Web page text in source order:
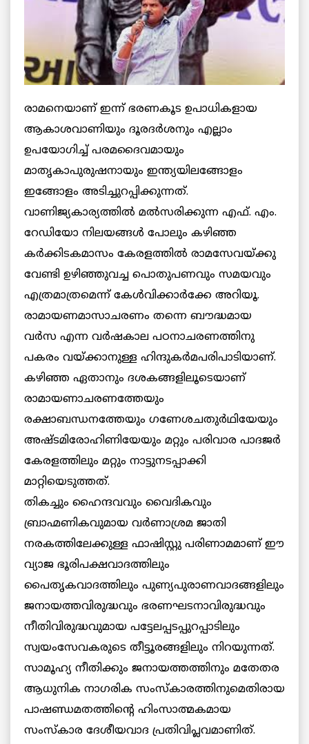
രാമനെയാണ് ഇന്ന് ഭരണകൂട ഉപാധികളായ
ആകാശവാണിയും ദൂരദര്‍ശനും എല്ലാം
ഉപയോഗിച്ച് പരമദൈവമായും
മാതൃകാപുരുഷനായും ഇന്ത്യയിലങ്ങോളം
ഇങ്ങോളം അടിച്ചുറപ്പിക്കുന്നത്.
വാണിജ്യകാര്യത്തില്‍ മല്‍സരിക്കുന്ന എഫ്. എം.
റേഡിയോ നിലയങ്ങള്‍ പോലും കഴിഞ്ഞ
കര്‍ക്കിടകമാസം കേരളത്തില്‍ രാമസേവയ്ക്കു
വേണ്ടി ഉഴിഞ്ഞുവച്ച പൊതുപണവും സമയവും
എത്രമാത്രമെന്ന് കേള്‍വിക്കാര്‍ക്കേ അറിയൂ.
രാമായണമാസാചരണം തന്നെ ബൗദ്ധമായ
വര്‍സ എന്ന വര്‍ഷകാല പഠനാചരണത്തിനു
പകരം വയ്ക്കാനുള്ള ഹിന്ദുകര്‍മപരിപാടിയാണ്.
കഴിഞ്ഞ ഏതാനും ദശകങ്ങളിലൂടെയാണ്
രാമായണാചരണത്തേയും
രക്ഷാബന്ധനത്തേയും ഗണേശചതുര്‍ഥിയേയും
അഷ്ടമിരോഹിണിയേയും മറ്റും പരിവാര പാദജര്‍
കേരളത്തിലും മറ്റും നാട്ടുനടപ്പാക്കി
മാറ്റിയെടുത്തത്.
തികച്ചും ഹൈന്ദവവും വൈദികവും
ബ്രാഹ്മണികവുമായ വര്‍ണാശ്രമ ജാതി
നരകത്തിലേക്കുള്ള ഫാഷിസ്റ്റു പരിണാമമാണ് ഈ
വ്യാജ ഭൂരിപക്ഷവാദത്തിലും
പൈതൃകവാദത്തിലും പുണ്യപുരാണവാദങ്ങളിലും
ജനായത്തവിരുദ്ധവും ഭരണഘടനാവിരുദ്ധവും
നീതിവിരുദ്ധവുമായ പട്ടേലപ്പടപ്പുറപ്പാടിലും
സ്വയംസേവകരുടെ തീട്ടൂരങ്ങളിലും നിറയുന്നത്.
സാമൂഹ്യ നീതിക്കും ജനായത്തത്തിനും മതേതര
ആധുനിക നാഗരിക സംസ്‌കാരത്തിനുമെതിരായ
പാഷണ്ഡമതത്തിന്റെ ഹിംസാത്മകമായ
സംസ്‌കാര ദേശീയവാദ പ്രതിവിപ്ലവമാണിത്.